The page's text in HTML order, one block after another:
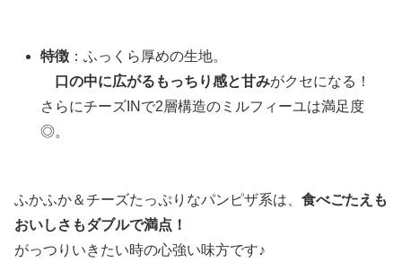
特徴 ：ふっくら厚めの生地。
口の中に広がるもっちり感と甘みがクセになる！
さらにチーズINで2層構造のミルフィーユは満足度
◎。
ふかふか＆チーズたっぷりなパンピザ系は、 食べごたえも
おいしさもダブルで満点！
がっつりいきたい時の心強い味方です♪